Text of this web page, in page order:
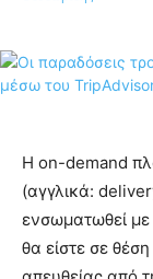
Η on-demand
(αγγλικά:
ενσωματωθεί με
θα είστε σε